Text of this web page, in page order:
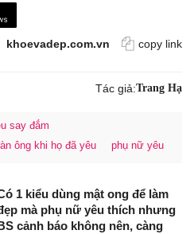
khoevadep.com.vn copy link
Tác giả:Trang Hạ
say đắm
ông khi họ đã yêu
phụ nữ yêu
1 kiểu dùng mật ong để làm
mà phụ nữ yêu thích nhưng
cảnh báo không nên, càng